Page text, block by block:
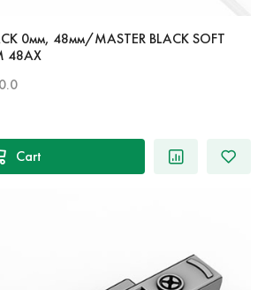
0мм, 48мм/MASTER BLACK SOFT
48AX
0.0
Cart